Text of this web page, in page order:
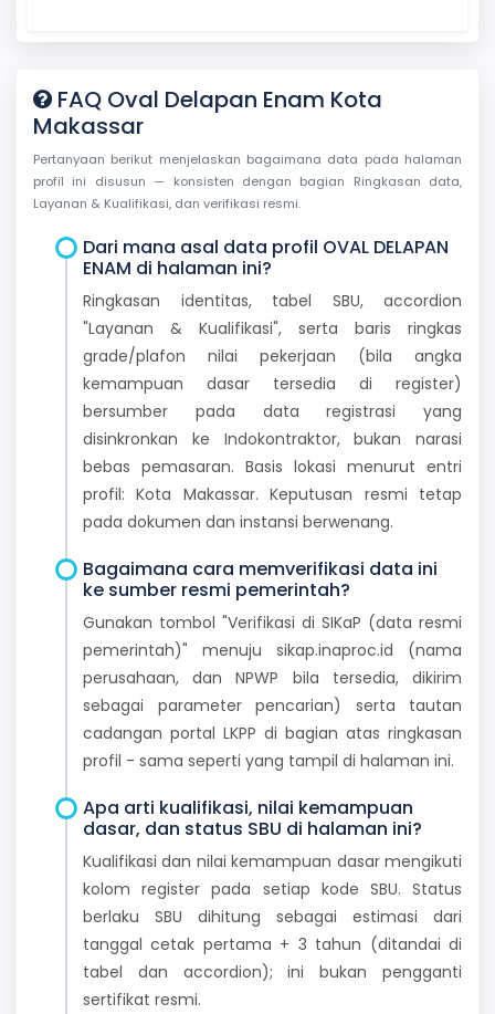
FAQ Oval Delapan Enam Kota
Makassar
Pertanyaan berikut menjelaskan bagaimana data pada halaman
profil ini disusun — konsisten dengan bagian Ringkasan data,
Layanan & Kualifikasi, dan verifikasi resmi.
Dari mana asal data profil OVAL DELAPAN
ENAM di halaman ini?
Ringkasan identitas, tabel SBU, accordion
"Layanan & Kualifikasi", serta baris ringkas
grade/plafon nilai pekerjaan (bila angka
kemampuan dasar tersedia di register)
bersumber pada data registrasi yang
disinkronkan ke Indokontraktor, bukan narasi
bebas pemasaran. Basis lokasi menurut entri
profil: Kota Makassar. Keputusan resmi tetap
pada dokumen dan instansi berwenang.
Bagaimana cara memverifikasi data ini
ke sumber resmi pemerintah?
Gunakan tombol "Verifikasi di SIKaP (data resmi
pemerintah)" menuju sikap.inaproc.id (nama
perusahaan, dan NPWP bila tersedia, dikirim
sebagai parameter pencarian) serta tautan
cadangan portal LKPP di bagian atas ringkasan
profil - sama seperti yang tampil di halaman ini.
Apa arti kualifikasi, nilai kemampuan
dasar, dan status SBU di halaman ini?
Kualifikasi dan nilai kemampuan dasar mengikuti
kolom register pada setiap kode SBU. Status
berlaku SBU dihitung sebagai estimasi dari
tanggal cetak pertama + 3 tahun (ditandai di
tabel dan accordion); ini bukan pengganti
sertifikat resmi.